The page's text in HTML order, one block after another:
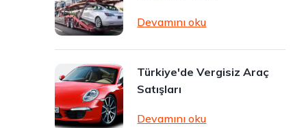
Devamını oku
Türkiye'de Vergisiz Araç
Satışları
Devamını oku